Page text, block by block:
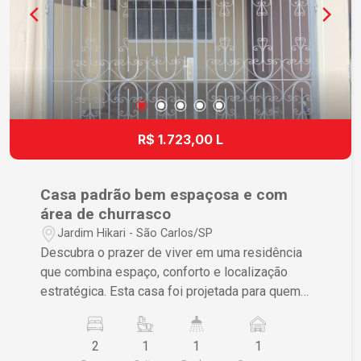
R$ 1.723,00 L
Casa padrão bem espaçosa e com
área de churrasco
Jardim Hikari - São Carlos/SP
Descubra o prazer de viver em uma residência
que combina espaço, conforto e localização
estratégica. Esta casa foi projetada para quem
praticidade no dia a dia. Area de lazer com
churrasqueira Características do Imóvel 2
2 1 1 1